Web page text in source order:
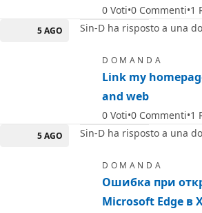
0 Voti 0 Commenti 1
5 AGO Sin-D ha risposto a una
DOMANDA
Link my
and web
0 Voti 0 Commenti 1
5 AGO Sin-D ha risposto a una
DOMANDA
Ошибка при
Microsoft Edge в